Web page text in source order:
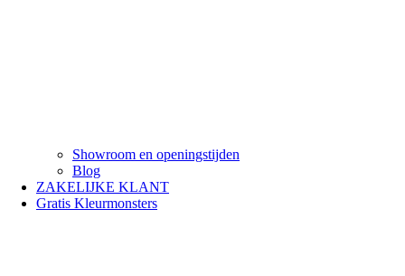
Showroom en openingstijden
Blog
ZAKELIJKE KLANT
Gratis Kleurmonsters